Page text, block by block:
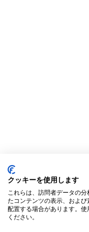
クッキーを使用します
これらは、訪問者データの
たコンテンツの表示、およ
配置する場合があります。
ください。